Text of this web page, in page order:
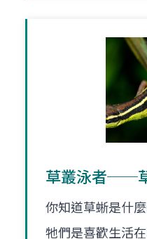
草叢泳者──
你知道草蜥是什
牠們是喜歡生活